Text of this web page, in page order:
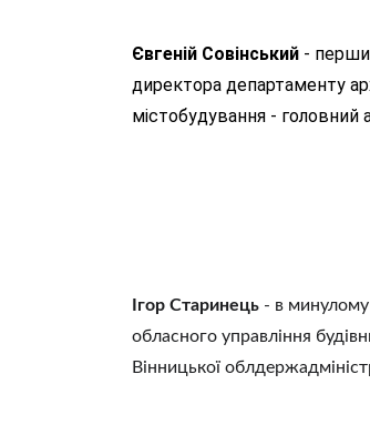
Ігор Старинець - в
обласного управління
Вінницької
Євгеній Совінський -
директора департаменту
містобудування - головний